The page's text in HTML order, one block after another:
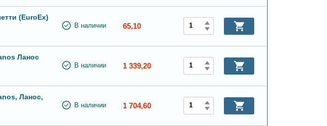
(EuroEx)
В наличии 65,10
Ланос
В наличии 1 339,20
Ланос,
В наличии 1 704,60